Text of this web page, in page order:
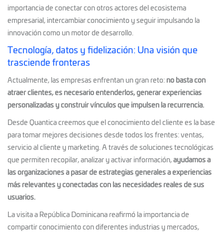
importancia de conectar con otros actores del ecosistema
empresarial, intercambiar conocimiento y seguir impulsando la
innovación como un motor de desarrollo.
Tecnología, datos y fidelización: Una visión que
trasciende fronteras
Actualmente, las empresas enfrentan un gran reto: no basta con
atraer clientes, es necesario entenderlos, generar experiencias
personalizadas y construir vínculos que impulsen la recurrencia.
Desde Quantica creemos que el conocimiento del cliente es la base
para tomar mejores decisiones desde todos los frentes: ventas,
servicio al cliente y marketing. A través de soluciones tecnológicas
que permiten recopilar, analizar y activar información, ayudamos a
las organizaciones a pasar de estrategias generales a experiencias
más relevantes y conectadas con las necesidades reales de sus
usuarios.
La visita a República Dominicana reafirmó la importancia de
compartir conocimiento con diferentes industrias y mercados,